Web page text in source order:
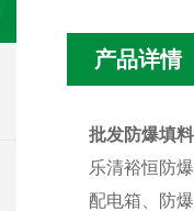
产品详情
批发防爆填
乐清裕恒防
配电箱、防